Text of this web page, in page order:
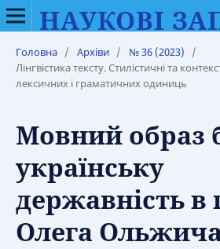
Головна / Архіви / № 36 (2023)
/
Лінгвістика тексту. Стилістичні та
лексичних і граматичних одиниць
Мовний образ
українську
державність в
Олега